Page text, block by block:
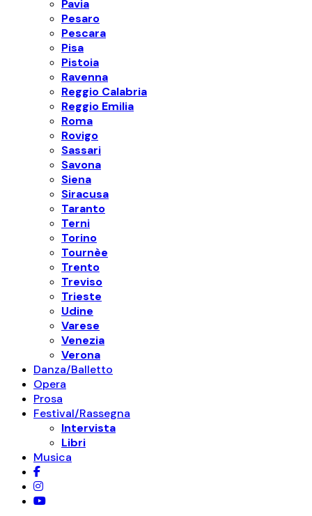
Pavia
Pesaro
Pescara
Pisa
Pistoia
Ravenna
Reggio Calabria
Reggio Emilia
Roma
Rovigo
Sassari
Savona
Siena
Siracusa
Taranto
Terni
Torino
Tournèe
Trento
Treviso
Trieste
Udine
Varese
Venezia
Verona
Danza/Balletto
Opera
Prosa
Festival/Rassegna
Intervista
Libri
Musica